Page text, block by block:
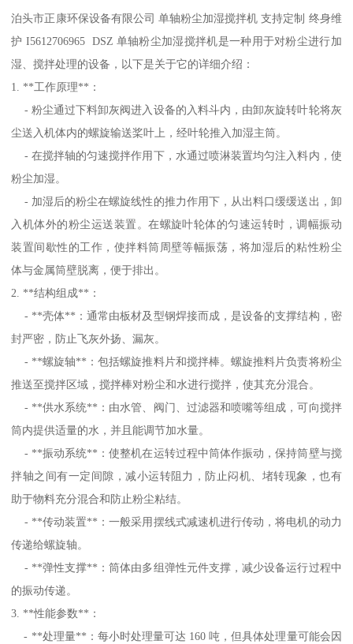
泊头市正康环保设备有限公司 单轴粉尘加湿搅拌机 支持定制 终身维
护 I5612706965 DSZ 单轴粉尘加湿搅拌机是一种用于对粉尘进行加
湿、搅拌处理的设备，以下是关于它的详细介绍：
1. **工作原理**：
- 粉尘通过下料卸灰阀进入设备的入料斗内，由卸灰旋转叶轮将灰
尘送入机体内的螺旋输送桨叶上，经叶轮推入加湿主筒。
- 在搅拌轴的匀速搅拌作用下，水通过喷淋装置均匀注入料内，使
粉尘加湿。
- 加湿后的粉尘在螺旋线性的推力作用下，从出料口缓缓送出，卸
入机体外的粉尘运送装置。在螺旋叶轮体的匀速运转时，调幅振动
装置间歇性的工作，使拌料筒周壁等幅振荡，将加湿后的粘性粉尘
体与金属筒壁脱离，便于排出。
2. **结构组成**：
- **壳体**：通常由板材及型钢焊接而成，是设备的支撑结构，密
封严密，防止飞灰外扬、漏灰。
- **螺旋轴**：包括螺旋推料片和搅拌棒。螺旋推料片负责将粉尘
推送至搅拌区域，搅拌棒对粉尘和水进行搅拌，使其充分混合。
- **供水系统**：由水管、阀门、过滤器和喷嘴等组成，可向搅拌
筒内提供适量的水，并且能调节加水量。
- **振动系统**：使整机在运转过程中筒体作振动，保持筒壁与搅
拌轴之间有一定间隙，减小运转阻力，防止闷机、堵转现象，也有
助于物料充分混合和防止粉尘粘结。
- **传动装置**：一般采用摆线式减速机进行传动，将电机的动力
传递给螺旋轴。
- **弹性支撑**：筒体由多组弹性元件支撑，减少设备运行过程中
的振动传递。
3. **性能参数**：
- **处理量**：每小时处理量可达 160 吨，但具体处理量可能会因